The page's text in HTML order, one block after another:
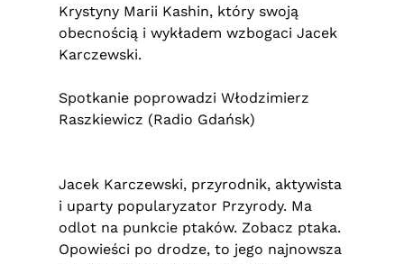
Krystyny Marii Kashin, który swoją
obecnością i wykładem wzbogaci Jacek
Karczewski.
Spotkanie poprowadzi Włodzimierz
Raszkiewicz (Radio Gdańsk)
Jacek Karczewski, przyrodnik, aktywista
i uparty popularyzator Przyrody. Ma
odlot na punkcie ptaków. Zobacz ptaka.
Opowieści po drodze, to jego najnowsza